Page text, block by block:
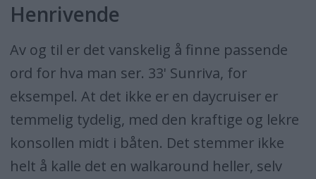
Henrivende
Av og til er det vanskelig å finne passende
ord for hva man ser. 33' Sunriva, for
eksempel. At det ikke er en daycruiser er
temmelig tydelig, med den kraftige og lekre
konsollen midt i båten. Det stemmer ikke
helt å kalle det en walkaround heller, selv